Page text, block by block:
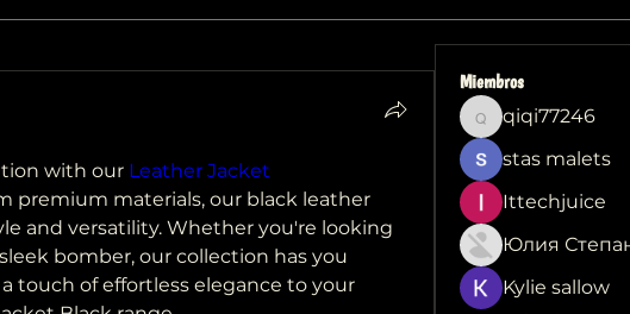
with our Leather Jacket
premium materials, our black leather
and versatility. Whether you're looking
bomber, our collection has you
touch of effortless elegance to your
Miembros
qiqi77246
qiqi77246
stas malets
Ittechjuice
Юлия
Kylie sallow